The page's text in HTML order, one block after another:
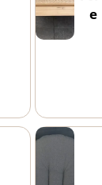
e